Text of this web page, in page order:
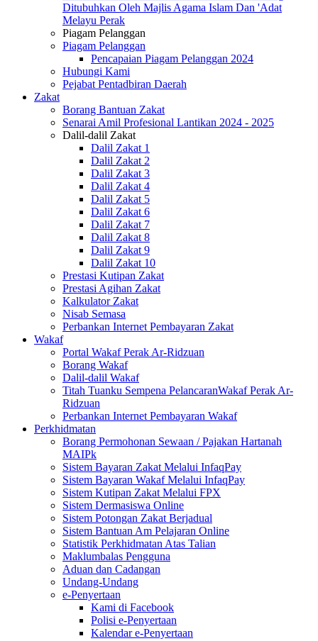
Ditubuhkan Oleh Majlis Agama Islam Dan 'Adat
Melayu Perak
Piagam Pelanggan
Piagam Pelanggan
Pencapaian Piagam Pelanggan 2024
Hubungi Kami
Pejabat Pentadbiran Daerah
Zakat
Borang Bantuan Zakat
Senarai Amil Profesional Lantikan 2024 - 2025
Dalil-dalil Zakat
Dalil Zakat 1
Dalil Zakat 2
Dalil Zakat 3
Dalil Zakat 4
Dalil Zakat 5
Dalil Zakat 6
Dalil Zakat 7
Dalil Zakat 8
Dalil Zakat 9
Dalil Zakat 10
Prestasi Kutipan Zakat
Prestasi Agihan Zakat
Kalkulator Zakat
Nisab Semasa
Perbankan Internet Pembayaran Zakat
Wakaf
Portal Wakaf Perak Ar-Ridzuan
Borang Wakaf
Dalil-dalil Wakaf
Titah Tuanku Sempena PelancaranWakaf Perak Ar-
Ridzuan
Perbankan Internet Pembayaran Wakaf
Perkhidmatan
Borang Permohonan Sewaan / Pajakan Hartanah
MAIPk
Sistem Bayaran Zakat Melalui InfaqPay
Sistem Bayaran Wakaf Melalui InfaqPay
Sistem Kutipan Zakat Melalui FPX
Sistem Dermasiswa Online
Sistem Potongan Zakat Berjadual
Sistem Bantuan Am Pelajaran Online
Statistik Perkhidmatan Atas Talian
Maklumbalas Pengguna
Aduan dan Cadangan
Undang-Undang
e-Penyertaan
Kami di Facebook
Polisi e-Penyertaan
Kalendar e-Penyertaan